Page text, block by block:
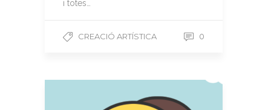
i totes…
CREACIÓ ARTÍSTICA 0